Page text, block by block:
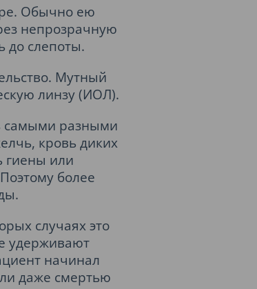
Обычно ею
непрозрачную
до слепоты.
Мутный
линзу (ИОЛ).
самыми разными
кровь диких
гиены или
более
случаях это
удерживают
начинал
даже смертью